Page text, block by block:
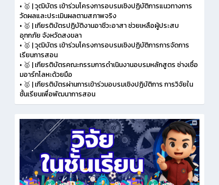
• 🥇 | วุฒิบัตร เข้าร่วมโครงการอบรมเชิงปฏิบัติการแนวทางการ
วัดผลและประเมินผลตามสภาพจริง
• 🥇 | เกียรติบัตรปฏิบัติงานอาชีวะอาสา ช่วยเหลือผู้ประสบ
อุทกภัย จังหวัดสงขลา
• 🥇 | วุฒิบัตร เข้าร่วมโครงการอบรมเชิงปฏิบัติการการจัดการ
เรียนการสอน
• 🥇 | เกียรติบัตรคณะกรรมการดำเนินงานอบรมหลักสูตร ช่างเชื่อ
มอาร์กโลหะด้วยมือ
• 🥇 | เกียรติบัตรผ่านการเข้าร่วมอบรมเชิงปฏิบัติการ การวิจัยใน
ชั้นเรียนเพื่อพัฒนาการสอน